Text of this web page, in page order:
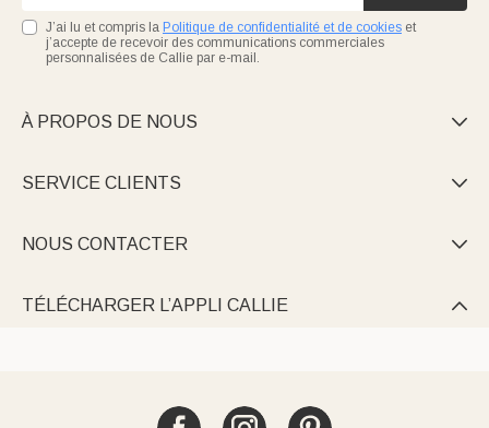
J’ai lu et compris la Politique de confidentialité et de cookies et
j’accepte de recevoir des communications commerciales
personnalisées de Callie par e-mail.
À PROPOS DE NOUS 
SERVICE CLIENTS 
NOUS CONTACTER 
TÉLÉCHARGER L’APPLI CALLIE 